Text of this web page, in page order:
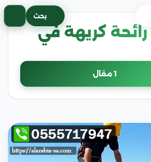
بحث
رائحة كريهة في
1 مقال